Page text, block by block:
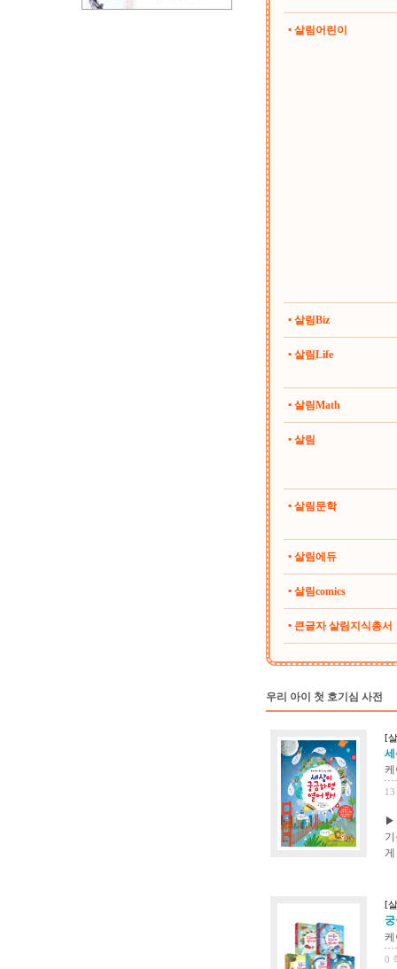
• 살림어린이
• 살림Biz
• 살림Life
• 살림Math
• 살림
• 살림문학
• 살림에듀
• 살림comics
• 큰글자 살림지식총서
우리 아이 첫 호기심 사전
[
세
케
▶
게
[
궁
케
0